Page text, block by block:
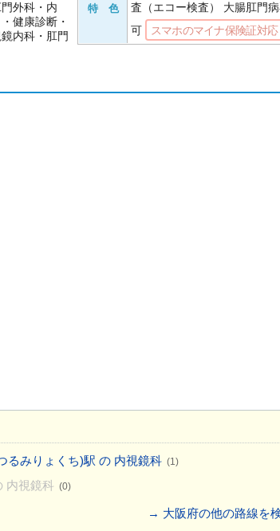
外科・内
健康診断・
内科・肛門
特 色
査（エコー検査） 大腸肛門
可
スマホのマイナ保険証対応
るみりょくち)駅 の 内視鏡科 (1)
内視鏡科 (0)
→ 大阪府の他の路線を